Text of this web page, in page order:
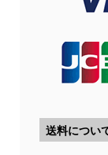
送料につい